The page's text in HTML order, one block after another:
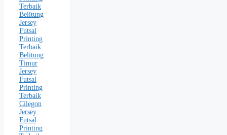
Terbaik
Belitung
Jersey
Futsal
Printing
Terbaik
Belitung
Timur
Jersey
Futsal
Printing
Terbaik
Cilegon
Jersey
Futsal
Printing